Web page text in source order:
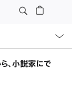
、小説家にで